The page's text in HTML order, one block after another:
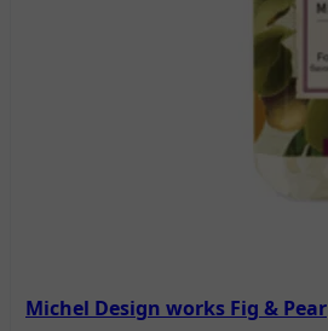
Michel Design works Fig & Pear